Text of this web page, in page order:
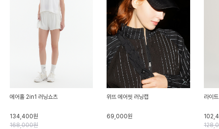
에어홀 2in1 러닝쇼츠
134,400원
168,000원
위뜨 에어핏 러닝캡
69,000원
라이